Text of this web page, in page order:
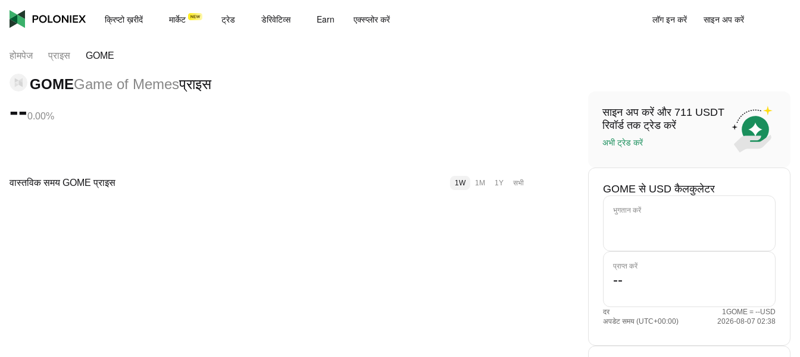
क्रिप्टो ख़रीदें मार्केट ट्रेड डेरिवेटिव्स Earn एक्स्प्लोर करें लॉग इन करें साइन अप करें
होमपेज प्राइस GOME
GOMEGame of Memesप्राइस
--0.00%
वास्तविक समय GOME प्राइस 1W 1M 1Y सभी
साइन अप करें और 711 USDT
रिवॉर्ड तक ट्रेड करें
अभी ट्रेड करें
GOME से USD कैलकुलेटर
भुगतान करें
प्राप्त करें
दर
1GOME = --USD
अपडेट समय (UTC+00:00)
2026-08-07 02:38